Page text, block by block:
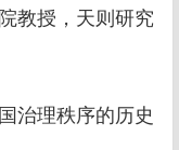
教授，天则研究
治理秩序的历史